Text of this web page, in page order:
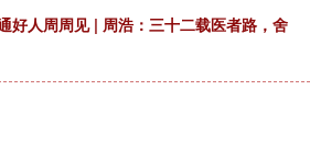
好人周周见 | 周浩：三十二载医者路，舍